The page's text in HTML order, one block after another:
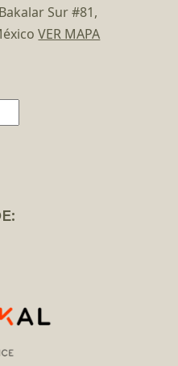
Sur #81,
VER MAPA